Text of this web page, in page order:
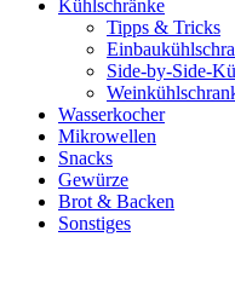
Kühlschränke
Tipps & Tricks
Side-by-Side-
Wasserkocher
Mikrowellen
Snacks
Gewürze
Brot & Backen
Sonstiges